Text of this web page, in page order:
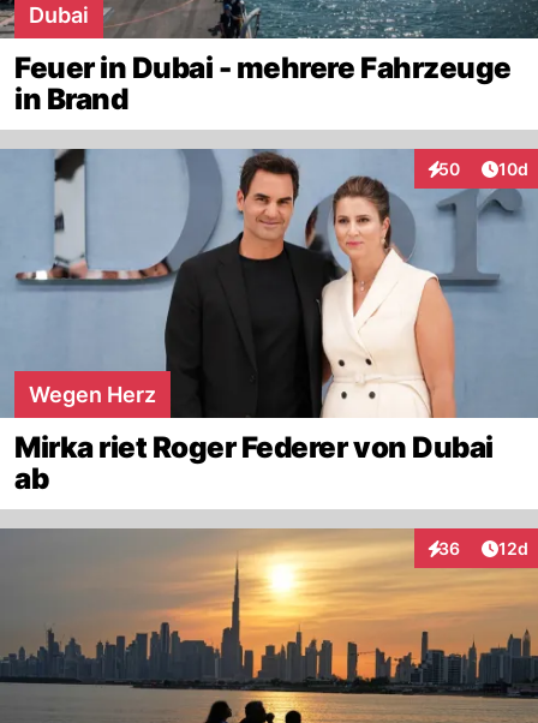
Dubai
Feuer in Dubai - mehrere Fahrzeuge
in Brand
50
Interaktionen
10d
Wegen Herz
Mirka riet Roger Federer von Dubai
ab
36
Interaktionen
12d